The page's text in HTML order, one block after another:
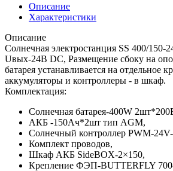
Описание
Характеристики
Описание
Солнечная электростанция SS 400/150-
Uвых-24В DC, Размещение сбоку на
батарея устанавливается на отдельное
аккумуляторы и контроллеры - в шкаф.
Комплектация:
Солнечная батарея-400W
АКБ -150Aч*2шт тип AGM,
Солнечный контроллер PWM-
Комплект проводов,
Шкаф АКБ SideBOX-2×150,
Крепление ФЭП-BUTTERFLY